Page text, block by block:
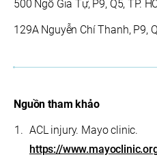
500 Ngô Gia Tự, P9, Q5, TP.
129A Nguyễn Chí Thanh, P9,
Nguồn tham khảo
ACL injury. Mayo clinic.
https://